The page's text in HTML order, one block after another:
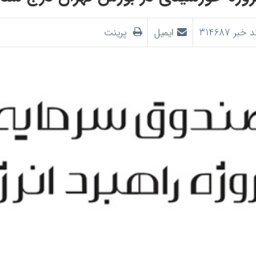
314687 ایمیل پرینت